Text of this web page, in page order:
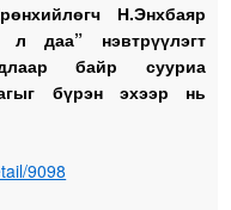
Н.Энхбаяр
л даа” нэвтрүүлэгт
байр сууриа
бүрэн эхээр нь
9098